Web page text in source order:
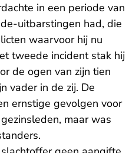
in een periode van
uitbarstingen had, die
waarvoor hij nu
tweede incident stak hij
de ogen van zijn tien
vader in de zij. De
ernstige gevolgen voor
maar was